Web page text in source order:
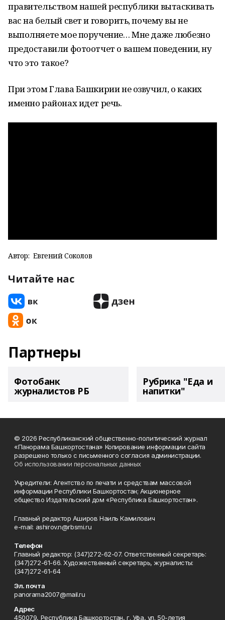
правительством нашей республики вытаскивать
вас на белый свет и говорить, почему вы не
выполняете мое поручение… Мне даже любезно
предоставили фотоотчет о вашем поведении, ну
что это такое?
При этом Глава Башкирии не озвучил, о каких
именно районах идет речь.
Автор: Евгений Соколов
Читайте нас
Партнеры
Фотобанк
журналистов РБ
Рубрика "Еда и
напитки"
© 2026 Республиканский общественно-политический журнал
«Панорама Башкортостана» Копирование информации сайта
разрешено только с письменного согласия администрации.
Об использовании персональных данных
Учредители: Агентство по печати и средствам массовой
информации Республики Башкортостан; Акционерное
общество Издательский дом «Республика Башкортостан».
Главный редактор Аширов Наиль Камилович
e-mail: ashirov.n@rbsmi.ru
Телефон
Главный редактор: (347)272-62-07. Ответственный секретарь:
(347)272-61-66. Художественный секретарь, журналисты:
(347)272-61-64
Эл. почта
panorama2007@mail.ru
Адрес
450079, Республика Башкортостан, г. Уфа, ул. 50-летия